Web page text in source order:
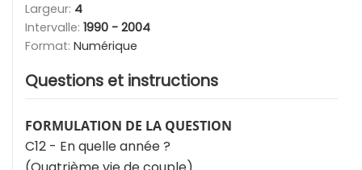
Largeur: 4
Intervalle: 1990 - 2004
Format: Numérique
Questions et instructions
FORMULATION DE LA QUESTION
C12 - En quelle année ?